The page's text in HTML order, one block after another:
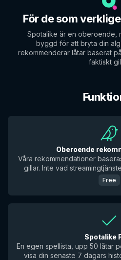
För de som
Spotalike är en oberoende,
byggd för att bryta din
rekommenderar låtar baserat
faktiskt
Oberoende
Våra rekommendationer
gillar. Inte vad
Free
Spotalike
En egen spellista, upp 50 låtar
visa din senaste 7 dagars